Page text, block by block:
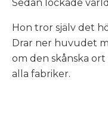
Sedan lockade
Hon tror själv det
Drar ner huvudet
om den skånska
alla fabriker.